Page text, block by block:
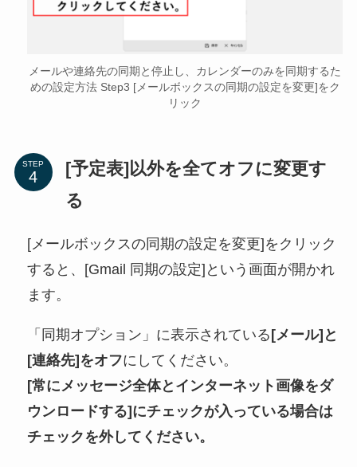
メールや連絡先の同期と停止し、カレンダーのみを同期するた
めの設定方法 Step3 [メールボックスの同期の設定を変更]をク
リック
STEP
[予定表]以外を全てオフに変更す
る
[メールボックスの同期の設定を変更]をクリック
すると、[Gmail 同期の設定]という画面が開かれ
ます。
「同期オプション」に表示されている [メール]と
[連絡先]をオフにしてください。
[常にメッセージ全体とインターネット画像をダ
ウンロードする]にチェックが入っている場合は
チェックを外してください。